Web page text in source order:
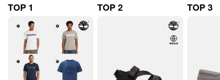
TOP 1
TOP 2 TOP 3